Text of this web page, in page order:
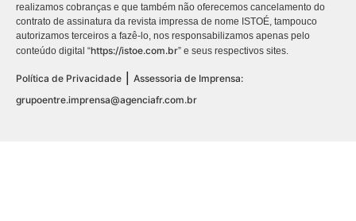
realizamos cobranças e que também não oferecemos cancelamento do
contrato de assinatura da revista impressa de nome ISTOÉ, tampouco
autorizamos terceiros a fazê-lo, nos responsabilizamos apenas pelo
conteúdo digital “https://istoe.com.br” e seus respectivos sites.
Política de Privacidade | Assessoria de Imprensa:
grupoentre.imprensa@agenciafr.com.br